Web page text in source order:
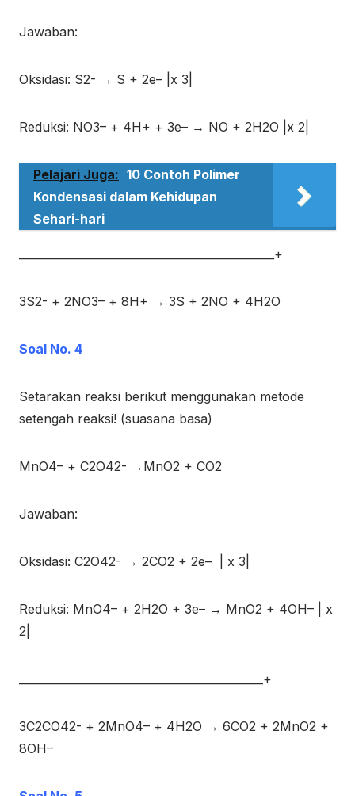
Jawaban:
Oksidasi: S2- → S + 2e– |x 3|
Reduksi: NO3– + 4H+ + 3e– → NO + 2H2O |x 2|
Pelajari Juga: 10 Contoh Polimer
Kondensasi dalam Kehidupan
Sehari-hari
______________________________________________+
3S2- + 2NO3– + 8H+ → 3S + 2NO + 4H2O
Soal No. 4
Setarakan reaksi berikut menggunakan metode
setengah reaksi! (suasana basa)
MnO4– + C2O42- →MnO2 + CO2
Jawaban:
Oksidasi: C2O42- → 2CO2 + 2e– | x 3|
Reduksi: MnO4– + 2H2O + 3e– → MnO2 + 4OH– | x
2|
____________________________________________+
3C2CO42- + 2MnO4– + 4H2O → 6CO2 + 2MnO2 +
8OH–